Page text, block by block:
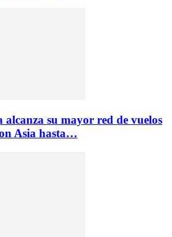
alcanza su mayor red de vuelos
Asia hasta…